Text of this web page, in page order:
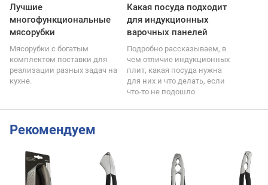
Лучшие
многофункциональные
мясорубки
Мясорубки с богатым
комплектом поставки для
реализации разных задач на
кухне.
Какая посуда подходит
для индукционных
варочных панелей
Подробно рассказываем, в
чем отличие индукционных
плит, какая посуда нужна
для них и что делать, если
что-то не подошло
Рекомендуем